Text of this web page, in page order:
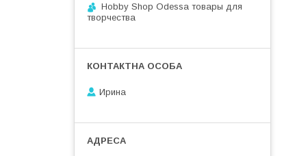
Hobby Shop Odessa товары для
творчества
Ирина